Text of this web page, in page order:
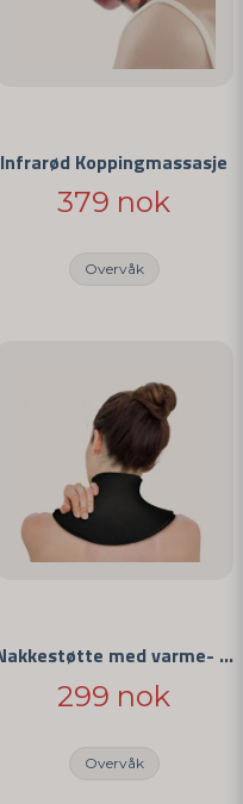
Infrarød Koppingmassasje
379 nok
Overvåk
Nakkestøtte med varme- og kuldeterapi
299 nok
Overvåk